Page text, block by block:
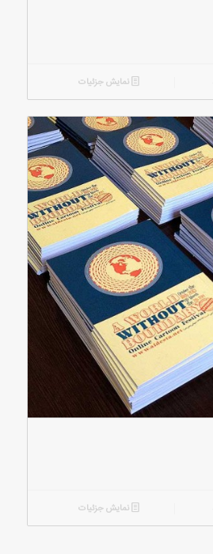
نمایش جزئیات
نمایش جزئیات